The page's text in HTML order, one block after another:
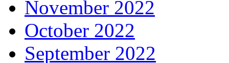
November 2022
October 2022
September 2022